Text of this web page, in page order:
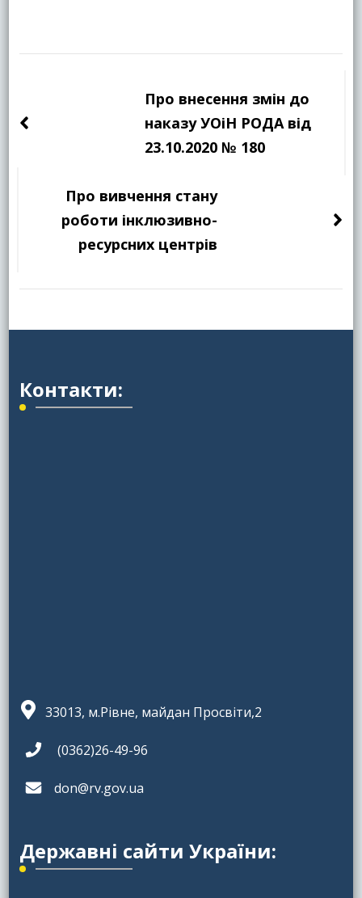
запису
Про внесення змін до
наказу УОіН РОДА від
23.10.2020 № 180
Про вивчення стану
роботи інклюзивно-
ресурсних центрів
Контакти:
33013, м.Рівне, майдан Просвіти,2
(0362)26-49-96
don@rv.gov.ua
Державні сайти України: